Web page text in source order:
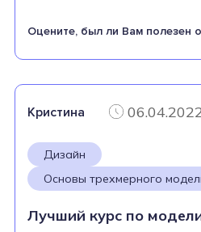
Оцените, был ли Вам полезен
Кристина 06.04.2022
Дизайн
Основы трехмерного
Лучший курс по